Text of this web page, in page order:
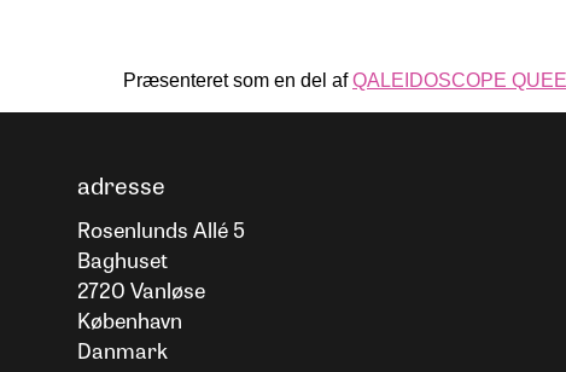
Præsenteret som en del afQALEIDOSCOPE
adresse
Rosenlunds Allé 5
Baghuset
2720 Vanløse
København
Danmark